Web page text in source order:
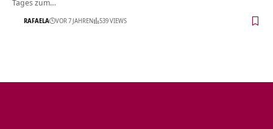
Tages zum…
RAFAELA VOR 7 JAHREN 539 VIEWS